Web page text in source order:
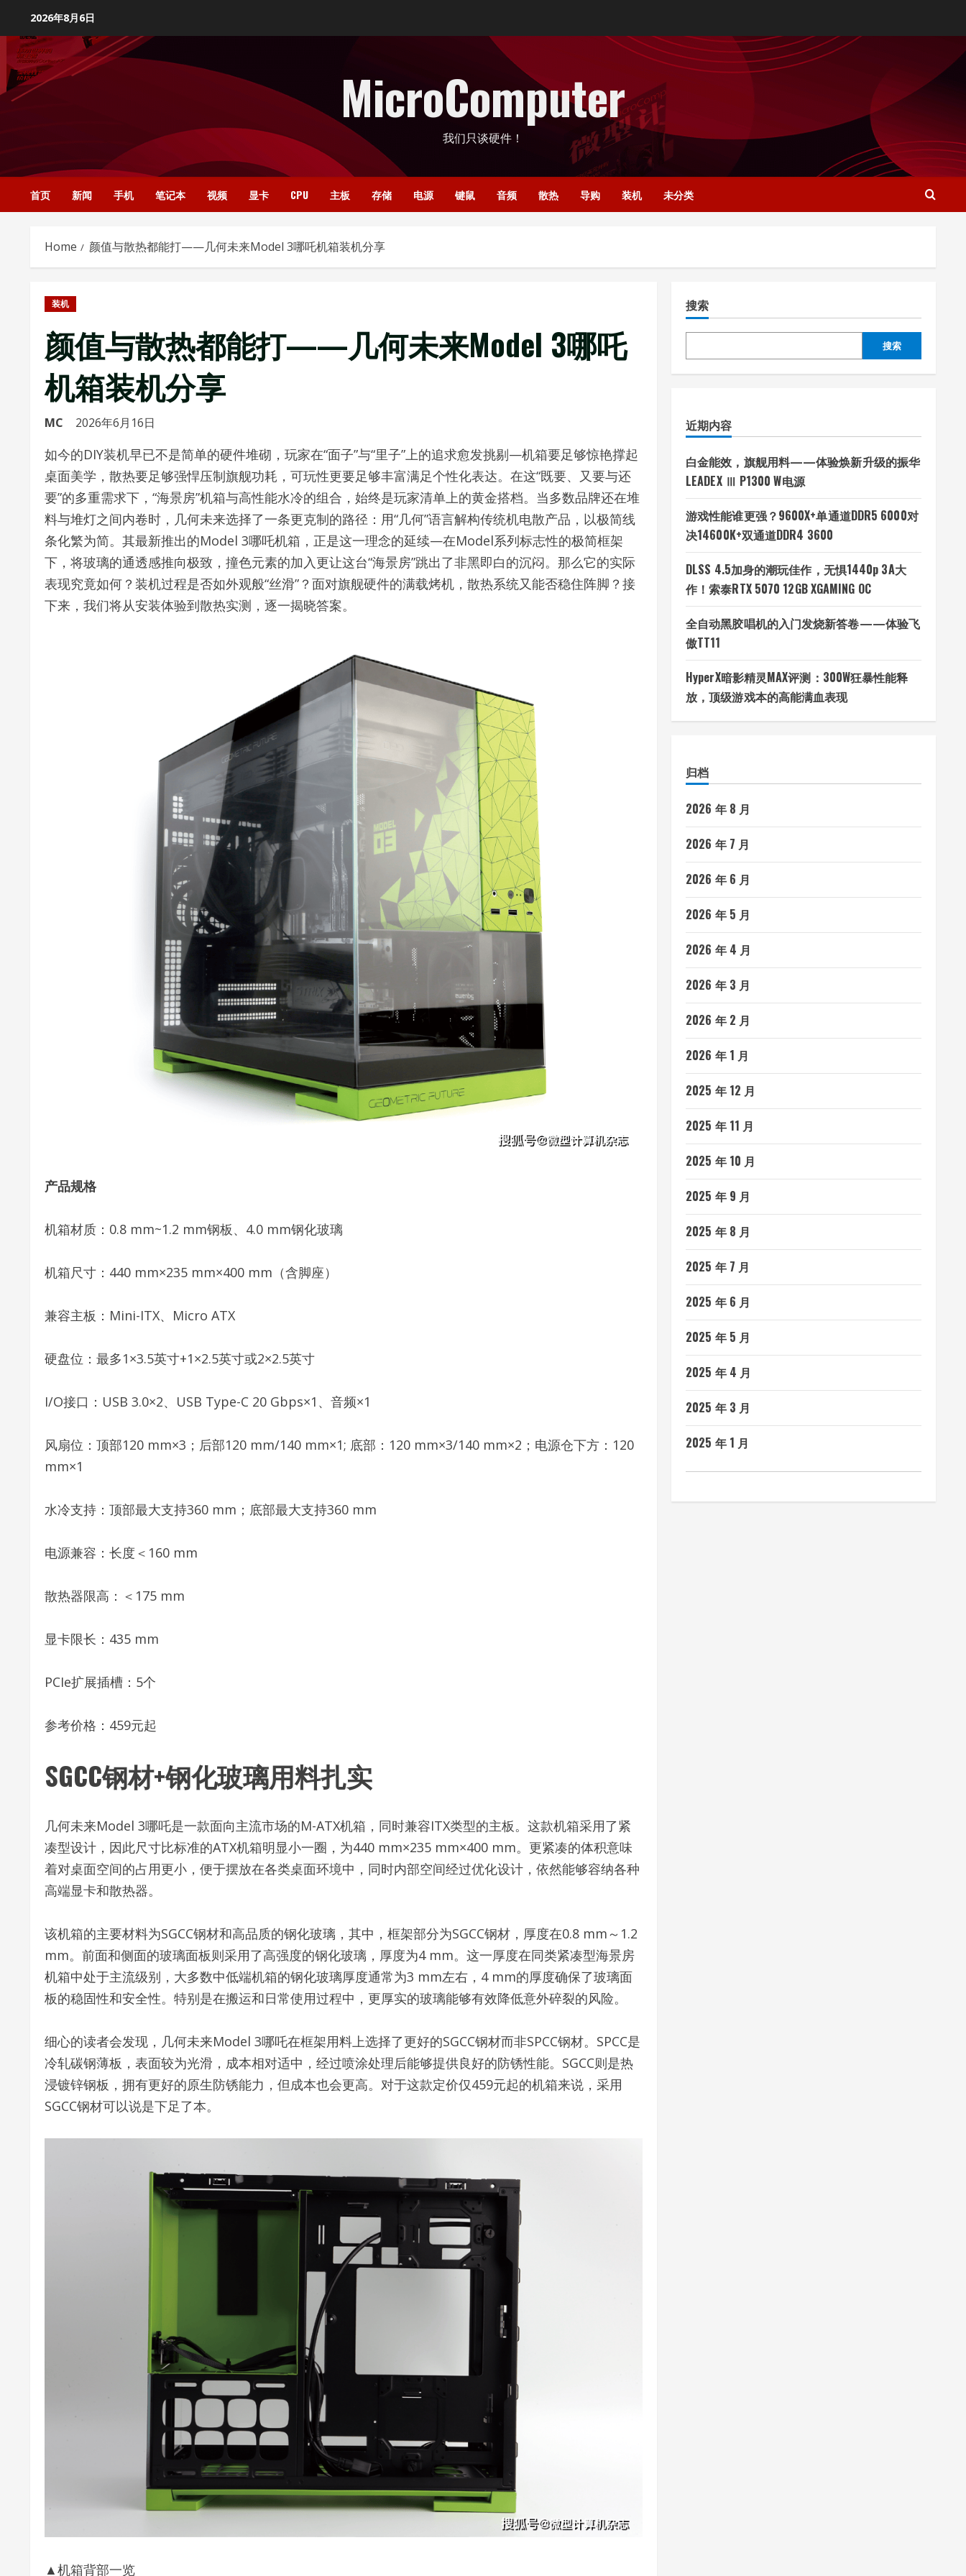
content
2026年8月6日
MicroComputer
我们只谈硬件！
首页 新闻 手机 笔记本 视频 显卡 CPU 主板 存储 电源 键鼠 音频 散热 导购 装机 未分类
Home 颜值与散热都能打——几何未来Model 3哪吒机箱装机分享
装机
颜值与散热都能打——几何未来Model 3哪吒
机箱装机分享
MC 2026年6月16日
如今的DIY装机早已不是简单的硬件堆砌，玩家在“面子”与“里子”上的追求愈发挑剔—机箱要足够惊艳撑起
桌面美学，散热要足够强悍压制旗舰功耗，可玩性更要足够丰富满足个性化表达。在这“既要、又要与还
要”的多重需求下，“海景房”机箱与高性能水冷的组合，始终是玩家清单上的黄金搭档。当多数品牌还在堆
料与堆灯之间内卷时，几何未来选择了一条更克制的路径：用“几何”语言解构传统机电散产品，以极简线
条化繁为简。其最新推出的Model 3哪吒机箱，正是这一理念的延续—在Model系列标志性的极简框架
下，将玻璃的通透感推向极致，撞色元素的加入更让这台“海景房”跳出了非黑即白的沉闷。那么它的实际
表现究竟如何？装机过程是否如外观般“丝滑”？面对旗舰硬件的满载烤机，散热系统又能否稳住阵脚？接
下来，我们将从安装体验到散热实测，逐一揭晓答案。
产品规格
机箱材质：0.8 mm~1.2 mm钢板、4.0 mm钢化玻璃
机箱尺寸：440 mm×235 mm×400 mm（含脚座）
兼容主板：Mini-ITX、Micro ATX
硬盘位：最多1×3.5英寸+1×2.5英寸或2×2.5英寸
I/O接口：USB 3.0×2、USB Type-C 20 Gbps×1、音频×1
风扇位：顶部120 mm×3；后部120 mm/140 mm×1; 底部：120 mm×3/140 mm×2；电源仓下方：120
mm×1
水冷支持：顶部最大支持360 mm；底部最大支持360 mm
电源兼容：长度＜160 mm
散热器限高：＜175 mm
显卡限长：435 mm
PCIe扩展插槽：5个
参考价格：459元起
SGCC钢材+钢化玻璃用料扎实
几何未来Model 3哪吒是一款面向主流市场的M-ATX机箱，同时兼容ITX类型的主板。这款机箱采用了紧
凑型设计，因此尺寸比标准的ATX机箱明显小一圈，为440 mm×235 mm×400 mm。更紧凑的体积意味
着对桌面空间的占用更小，便于摆放在各类桌面环境中，同时内部空间经过优化设计，依然能够容纳各种
高端显卡和散热器。
该机箱的主要材料为SGCC钢材和高品质的钢化玻璃，其中，框架部分为SGCC钢材，厚度在0.8 mm～1.2
mm。前面和侧面的玻璃面板则采用了高强度的钢化玻璃，厚度为4 mm。这一厚度在同类紧凑型海景房
机箱中处于主流级别，大多数中低端机箱的钢化玻璃厚度通常为3 mm左右，4 mm的厚度确保了玻璃面
板的稳固性和安全性。特别是在搬运和日常使用过程中，更厚实的玻璃能够有效降低意外碎裂的风险。
细心的读者会发现，几何未来Model 3哪吒在框架用料上选择了更好的SGCC钢材而非SPCC钢材。SPCC是
冷轧碳钢薄板，表面较为光滑，成本相对适中，经过喷涂处理后能够提供良好的防锈性能。SGCC则是热
浸镀锌钢板，拥有更好的原生防锈能力，但成本也会更高。对于这款定价仅459元起的机箱来说，采用
SGCC钢材可以说是下足了本。
▲机箱背部一览
搜索
搜索
近期内容
白金能效，旗舰用料——体验焕新升级的振华
LEADEX Ⅲ P1300 W电源
游戏性能谁更强？9600X+单通道DDR5 6000对
决14600K+双通道DDR4 3600
DLSS 4.5加身的潮玩佳作，无惧1440p 3A大
作！索泰RTX 5070 12GB XGAMING OC
全自动黑胶唱机的入门发烧新答卷——体验飞
傲TT11
HyperX暗影精灵MAX评测：300W狂暴性能释
放，顶级游戏本的高能满血表现
归档
2026 年 8 月
2026 年 7 月
2026 年 6 月
2026 年 5 月
2026 年 4 月
2026 年 3 月
2026 年 2 月
2026 年 1 月
2025 年 12 月
2025 年 11 月
2025 年 10 月
2025 年 9 月
2025 年 8 月
2025 年 7 月
2025 年 6 月
2025 年 5 月
2025 年 4 月
2025 年 3 月
2025 年 1 月